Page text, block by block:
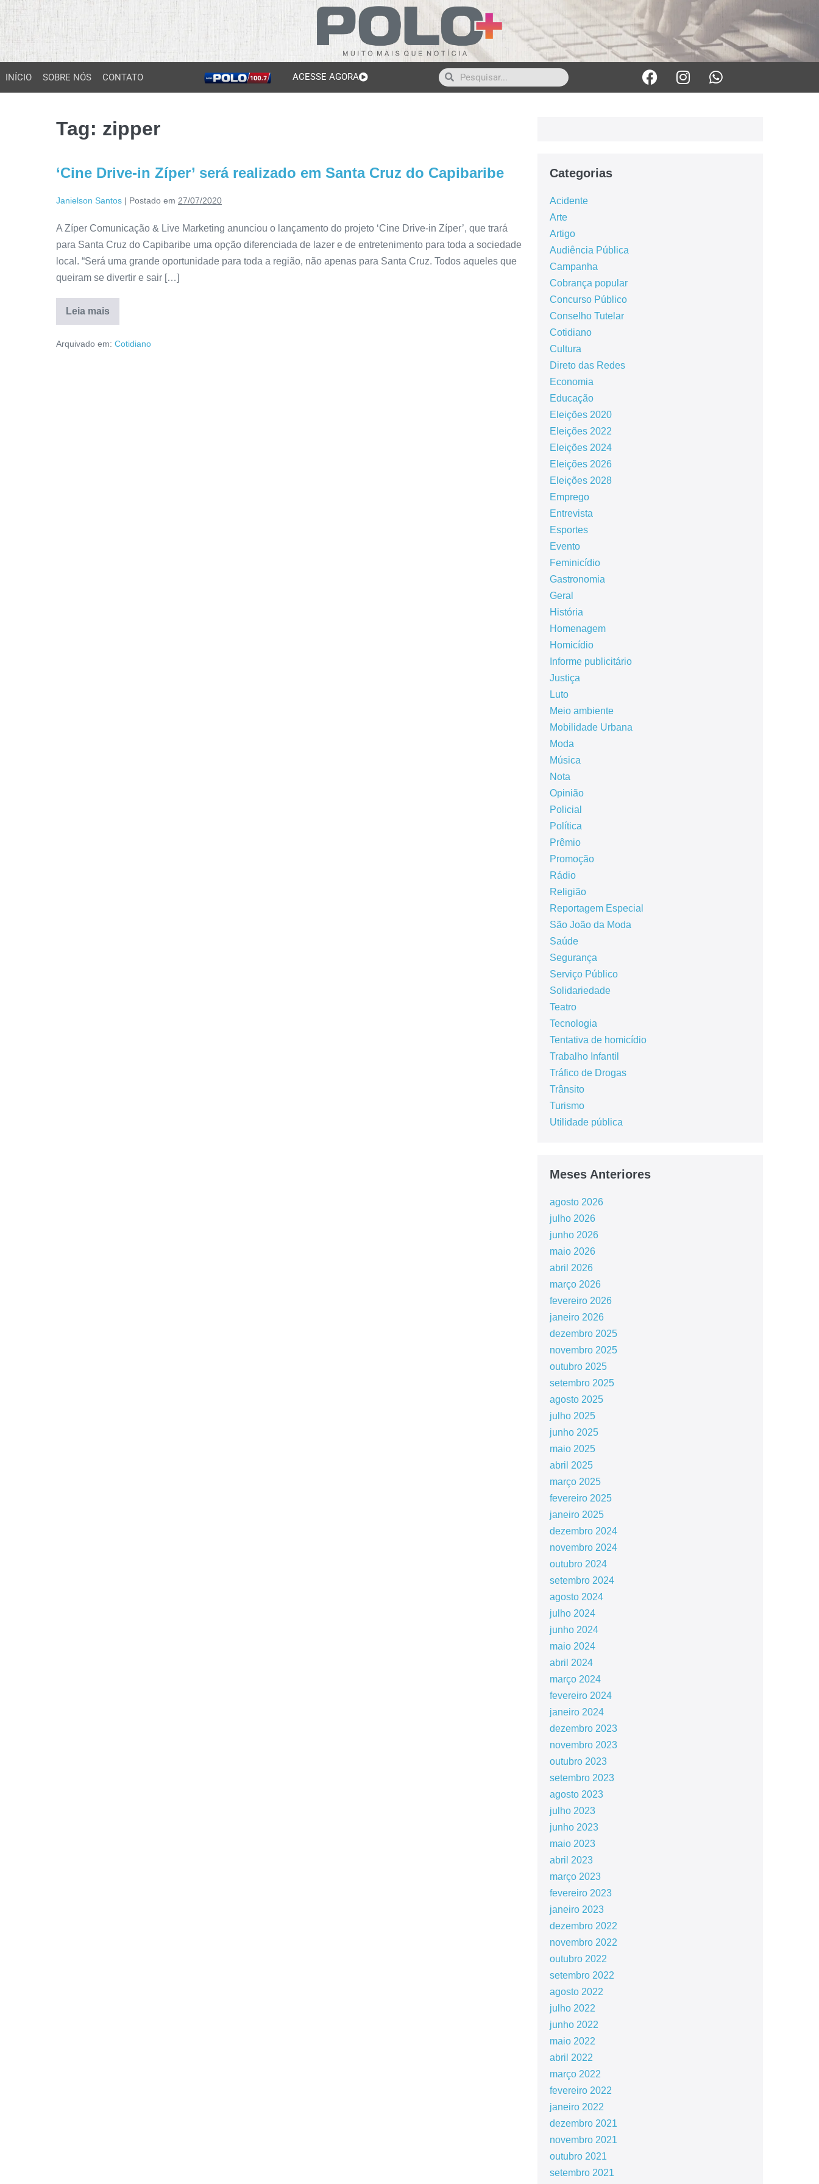
INÍCIO SOBRE NÓS CONTATO ACESSE AGORA
Tag: zipper
‘Cine Drive-in Zíper’ será realizado em Santa Cruz do Capibaribe
Janielson Santos | Postado em 27/07/2020
A Zíper Comunicação & Live Marketing anunciou o lançamento do projeto ‘Cine Drive-in Zíper’, que trará
para Santa Cruz do Capibaribe uma opção diferenciada de lazer e de entretenimento para toda a sociedade
local. “Será uma grande oportunidade para toda a região, não apenas para Santa Cruz. Todos aqueles que
queiram se divertir e sair […]
Leia mais
Arquivado em: Cotidiano
Categorias
Acidente
Arte
Artigo
Audiência Pública
Campanha
Cobrança popular
Concurso Público
Conselho Tutelar
Cotidiano
Cultura
Direto das Redes
Economia
Educação
Eleições 2020
Eleições 2022
Eleições 2024
Eleições 2026
Eleições 2028
Emprego
Entrevista
Esportes
Evento
Feminicídio
Gastronomia
Geral
História
Homenagem
Homicídio
Informe publicitário
Justiça
Luto
Meio ambiente
Mobilidade Urbana
Moda
Música
Nota
Opinião
Policial
Política
Prêmio
Promoção
Rádio
Religião
Reportagem Especial
São João da Moda
Saúde
Segurança
Serviço Público
Solidariedade
Teatro
Tecnologia
Tentativa de homicídio
Trabalho Infantil
Tráfico de Drogas
Trânsito
Turismo
Utilidade pública
Meses Anteriores
agosto 2026
julho 2026
junho 2026
maio 2026
abril 2026
março 2026
fevereiro 2026
janeiro 2026
dezembro 2025
novembro 2025
outubro 2025
setembro 2025
agosto 2025
julho 2025
junho 2025
maio 2025
abril 2025
março 2025
fevereiro 2025
janeiro 2025
dezembro 2024
novembro 2024
outubro 2024
setembro 2024
agosto 2024
julho 2024
junho 2024
maio 2024
abril 2024
março 2024
fevereiro 2024
janeiro 2024
dezembro 2023
novembro 2023
outubro 2023
setembro 2023
agosto 2023
julho 2023
junho 2023
maio 2023
abril 2023
março 2023
fevereiro 2023
janeiro 2023
dezembro 2022
novembro 2022
outubro 2022
setembro 2022
agosto 2022
julho 2022
junho 2022
maio 2022
abril 2022
março 2022
fevereiro 2022
janeiro 2022
dezembro 2021
novembro 2021
outubro 2021
setembro 2021